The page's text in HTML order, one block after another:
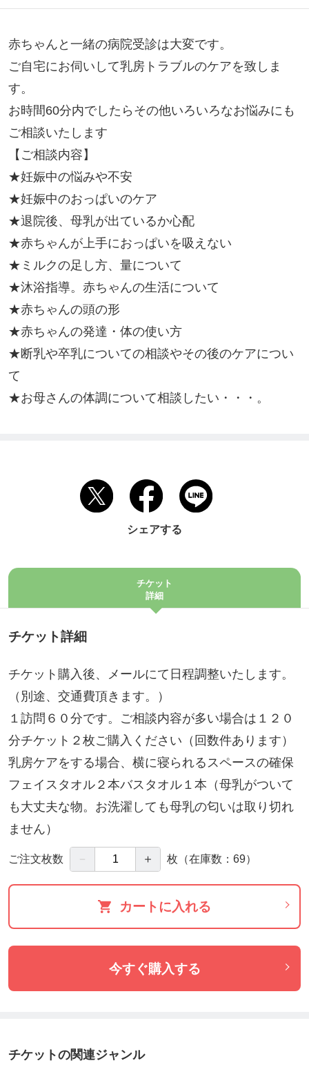
赤ちゃんと一緒の病院受診は大変です。
ご自宅にお伺いして乳房トラブルのケアを致しま
す。
お時間60分内でしたらその他いろいろなお悩みにも
ご相談いたします
【ご相談内容】
★妊娠中の悩みや不安
★妊娠中のおっぱいのケア
★退院後、母乳が出ているか心配
★赤ちゃんが上手におっぱいを吸えない
★ミルクの足し方、量について
★沐浴指導。赤ちゃんの生活について
★赤ちゃんの頭の形
★赤ちゃんの発達・体の使い方
★断乳や卒乳についての相談やその後のケアについ
て
★お母さんの体調について相談したい・・・。
シェアする
チケット
詳細
チケット詳細
チケット購入後、メールにて日程調整いたします。
（別途、交通費頂きます。）
１訪問６０分です。ご相談内容が多い場合は１２０
分チケット２枚ご購入ください（回数件あります）
乳房ケアをする場合、横に寝られるスペースの確保
フェイスタオル２本バスタオル１本（母乳がついて
も大丈夫な物。お洗濯しても母乳の匂いは取り切れ
ません）
ご注文枚数 － ＋ 枚 （在庫数：69）
カートに入れる
今すぐ購入する
チケットの関連ジャンル